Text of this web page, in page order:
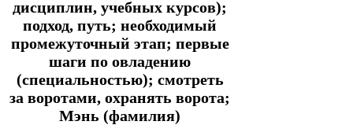
дисциплин, учебных курсов);
подход, путь; необходимый
промежуточный этап; первые
шаги по овладению
(специальностью); смотреть
за воротами, охранять ворота;
Мэнь (фамилия)